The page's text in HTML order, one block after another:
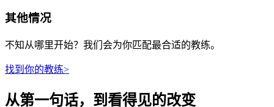
其他情况
不知从哪里开始？我们会为你匹配最合适的教练。
找到你的教练>
从第一句话，到看得见的改变